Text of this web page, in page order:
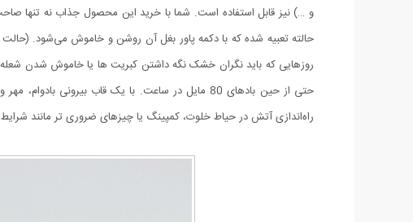
حالته تعبیه شده که با دکمه پاور بغل آن روشن و خاموش می‌شود.
روزهایی که باید نگران خشک نگه داشتن کبریت ها یا خاموش شدن
حتی از حین بادهای 80 مایل در ساعت. با یک قاب
راه‌اندازی آتش در حیاط خلوت، کمپینگ یا چیزهای ضروری تر مانند